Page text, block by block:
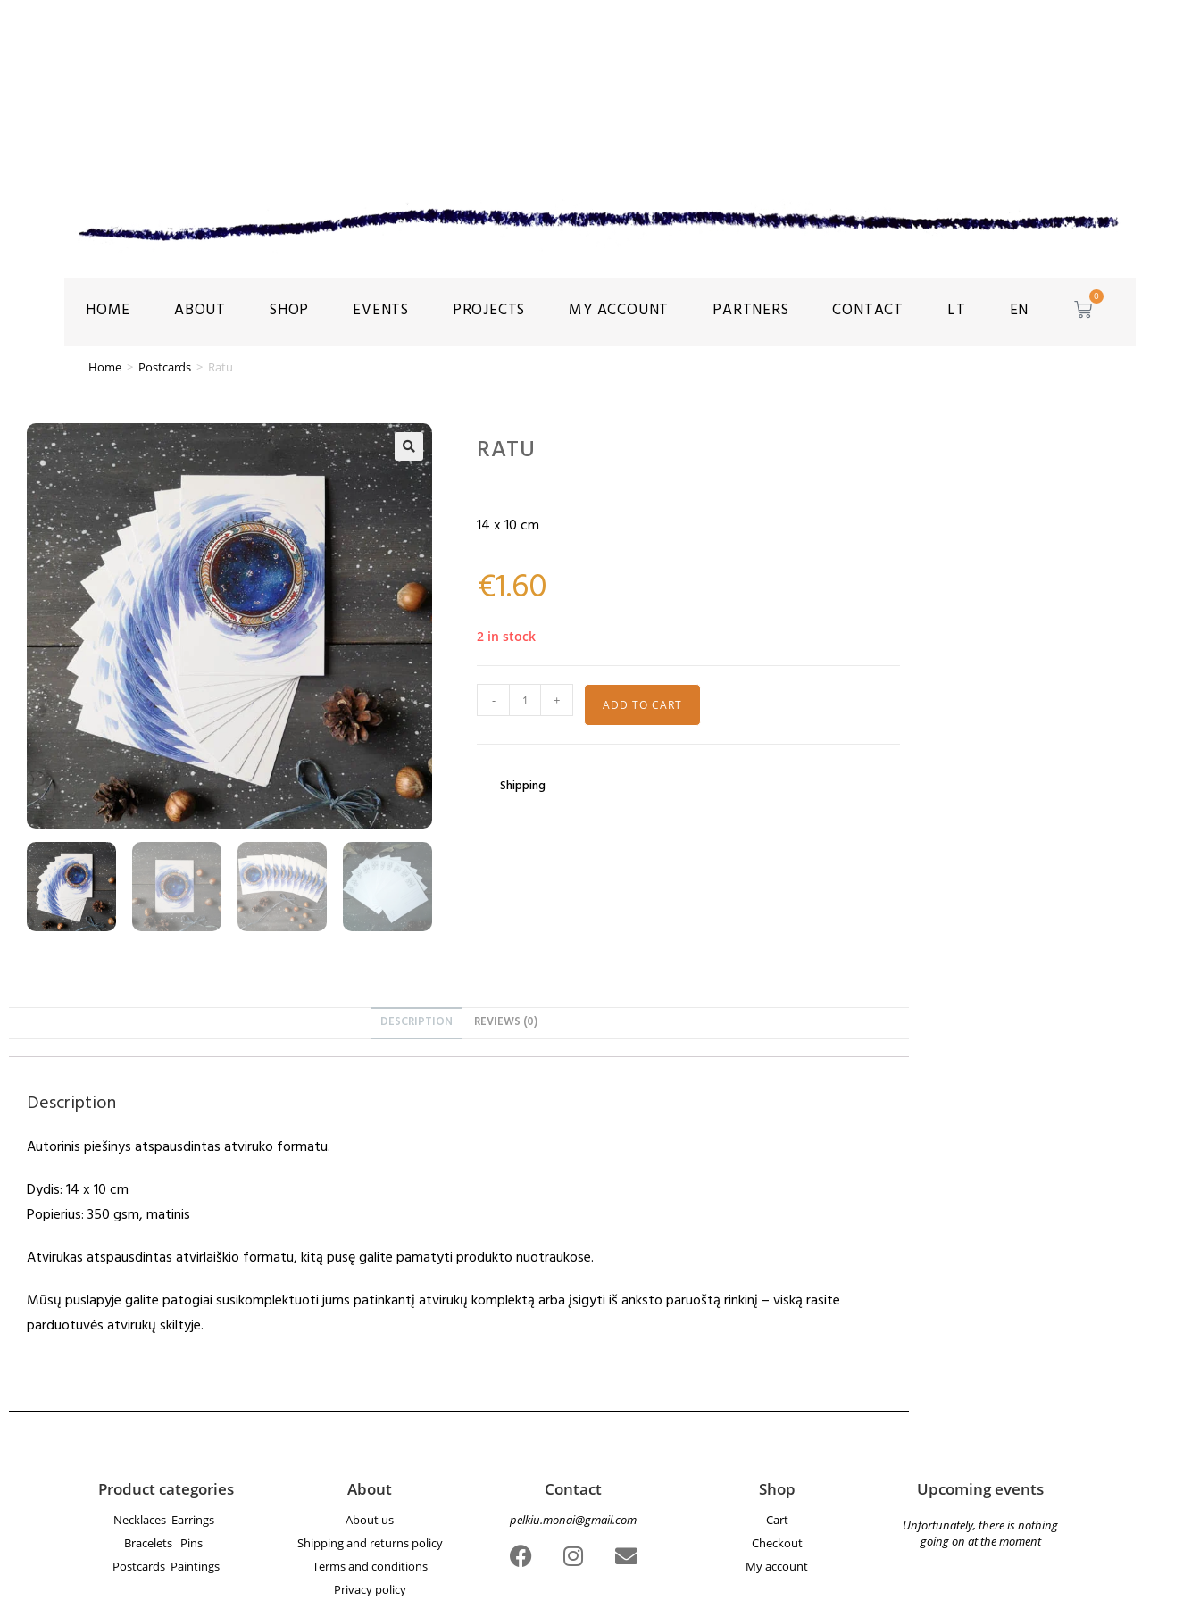
HOME ABOUT SHOP EVENTS PROJECTS MY ACCOUNT PARTNERS CONTACT LT EN
0
Home > Postcards > Ratu
🔍 RATU
14 x 10 cm
€1.60
2 in stock
- + ADD TO CART
Shipping
DESCRIPTION REVIEWS (0)
Description
Autorinis piešinys atspausdintas atviruko formatu.
Dydis: 14 x 10 cm
Popierius: 350 gsm, matinis
Atvirukas atspausdintas atvirlaiškio formatu, kitą pusę galite pamatyti produkto nuotraukose.
Mūsų puslapyje galite patogiai susikomplektuoti jums patinkantį atvirukų komplektą arba įsigyti iš anksto paruoštą rinkinį – viską rasite
parduotuvės atvirukų skiltyje.
Product categories
Necklaces Earrings
Bracelets Pins
Postcards Paintings
About
About us
Shipping and returns policy
Terms and conditions
Privacy policy
Contact
pelkiu.monai@gmail.com
Shop
Cart
Checkout
My account
Upcoming events
Unfortunately, there is nothing
going on at the moment